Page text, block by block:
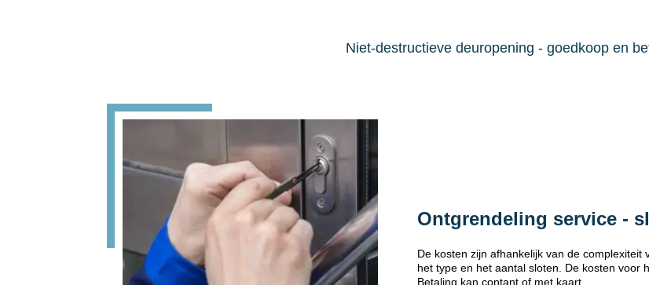
Niet-destructieve deuropening - goedkoop en
Ontgrendeling service -
De kosten zijn afhankelijk van de
het type en het aantal sloten. De kosten voor
Betaling kan contant of met kaart.